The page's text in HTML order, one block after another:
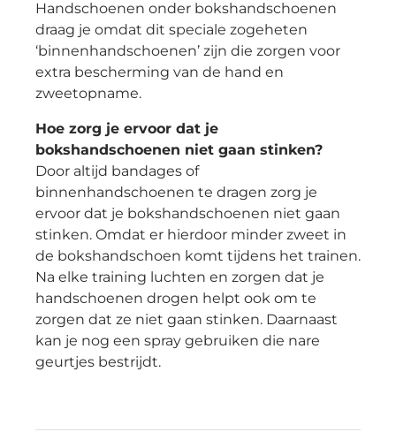
Handschoenen onder bokshandschoenen
draag je omdat dit speciale zogeheten
‘binnenhandschoenen’ zijn die zorgen voor
extra bescherming van de hand en
zweetopname.
Hoe zorg je ervoor dat je
bokshandschoenen niet gaan stinken?
Door altijd bandages of
binnenhandschoenen te dragen zorg je
ervoor dat je bokshandschoenen niet gaan
stinken. Omdat er hierdoor minder zweet in
de bokshandschoen komt tijdens het trainen.
Na elke training luchten en zorgen dat je
handschoenen drogen helpt ook om te
zorgen dat ze niet gaan stinken. Daarnaast
kan je nog een spray gebruiken die nare
geurtjes bestrijdt.